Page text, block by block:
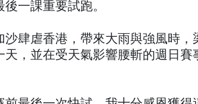
一課重要試跑。
沙肆虐香港，帶來大雨與強風時，
天，並在受天氣影響腰斬的週日賽